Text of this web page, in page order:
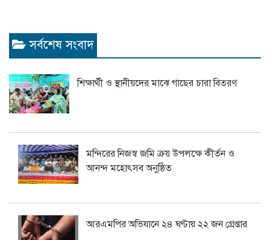
সর্বশেষ সংবাদ
শিক্ষার্থী ও স্থানীয়দের মাঝে গাছের চারা বিতরণ
মন্দিরের নিজস্ব জমি ক্রয় উপলক্ষে কীর্তন ও
আনন্দ মহোৎসব অনুষ্ঠিত
আরএমপির অভিযানে ২৪ ঘণ্টায় ২২ জন গ্রেপ্তার